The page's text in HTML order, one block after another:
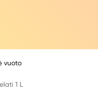
vuoto
1 L